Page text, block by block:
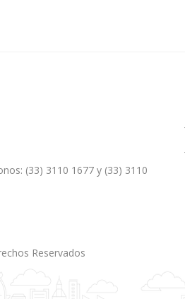
(33) 3110 1677 y (33) 3110
Reservados